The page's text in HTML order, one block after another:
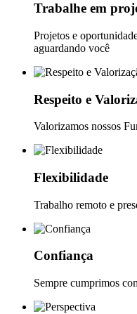
Trabalhe em
Projetos e
aguardando você
Respeito e
Valorizamos nossos
Flexibilidade
Trabalho remoto e
Confiança
Sempre cumprimos